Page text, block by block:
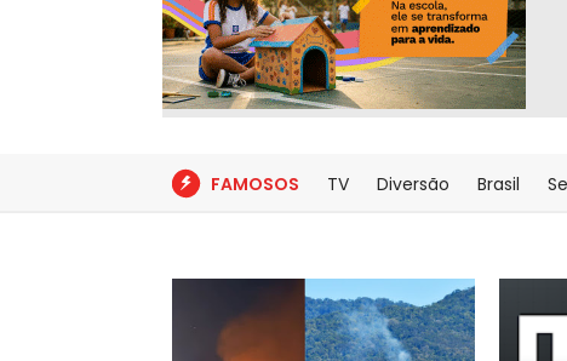
FAMOSOS TV Diversão Brasil